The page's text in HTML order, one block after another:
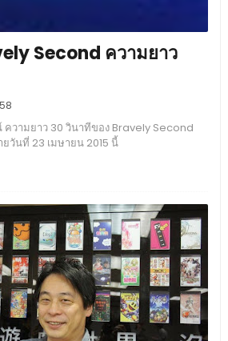
Second ความยาว
วามยาว 30 วินาทีของ Bravely Second
วันที่ 23 เมษายน 2015 นี้